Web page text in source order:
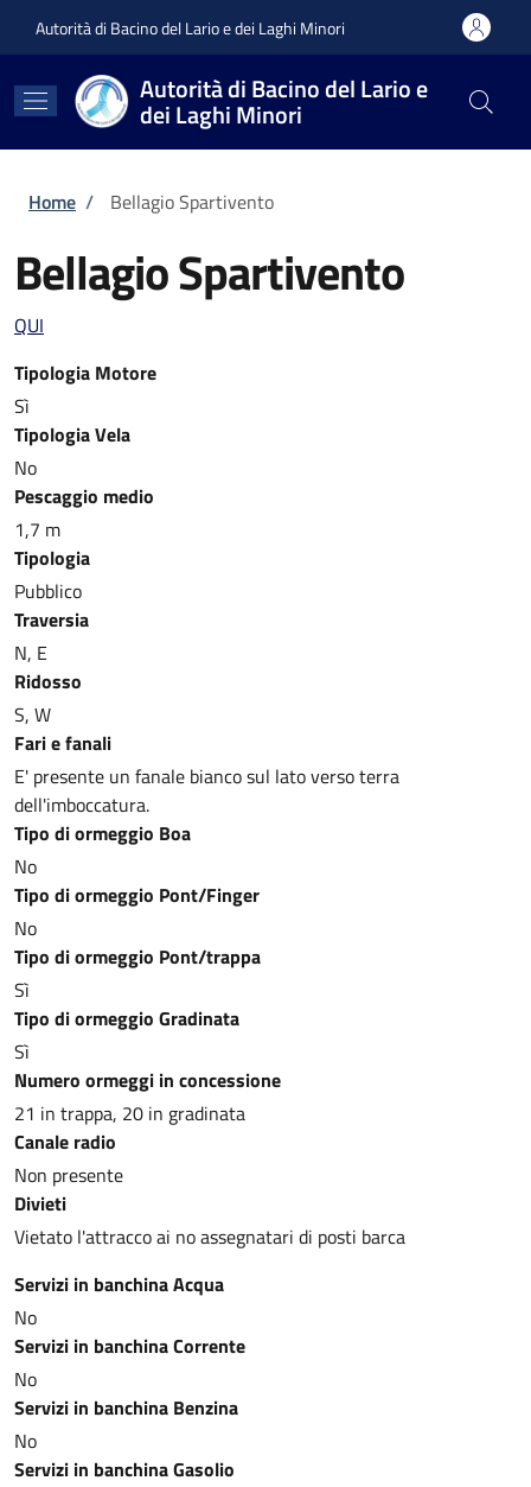
Autorità di Bacino del Lario e dei Laghi Minori
Autorità di Bacino del Lario e
dei Laghi Minori
Briciole di pane
Home / Bellagio Spartivento
Bellagio Spartivento
QUI
Tipologia Motore
Sì
Tipologia Vela
No
Pescaggio medio
1,7 m
Tipologia
Pubblico
Traversia
N, E
Ridosso
S, W
Fari e fanali
E' presente un fanale bianco sul lato verso terra
dell'imboccatura.
Tipo di ormeggio Boa
No
Tipo di ormeggio Pont/Finger
No
Tipo di ormeggio Pont/trappa
Sì
Tipo di ormeggio Gradinata
Sì
Numero ormeggi in concessione
21 in trappa, 20 in gradinata
Canale radio
Non presente
Divieti
Vietato l'attracco ai no assegnatari di posti barca
Servizi in banchina Acqua
No
Servizi in banchina Corrente
No
Servizi in banchina Benzina
No
Servizi in banchina Gasolio